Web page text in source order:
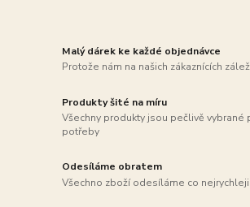
Malý dárek ke každé objednávce
Protože nám na našich zákaznících
Produkty šité na míru
Všechny produkty jsou pečlivě vybrané
potřeby
Odesíláme obratem
Všechno zboží odesíláme co nejrychleji